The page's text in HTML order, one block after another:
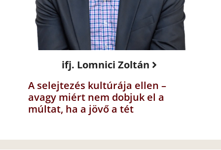
ifj. Lomnici Zoltán
A selejtezés kultúrája ellen –
avagy miért nem dobjuk el a
múltat, ha a jövő a tét